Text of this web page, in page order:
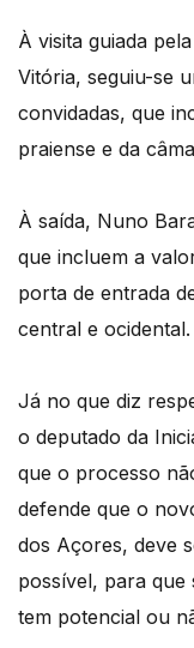
À visita guiada
Vitória, seguiu-se
convidadas, que
praiense e da
À saída, Nuno
que incluem a
porta de entrada
central e ocidental.
Já no que diz
o deputado da
que o processo
defende que o
dos Açores, deve
possível, para que
tem potencial ou